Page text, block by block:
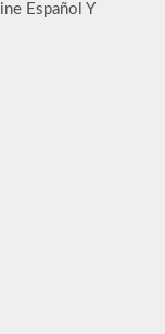
Español Y